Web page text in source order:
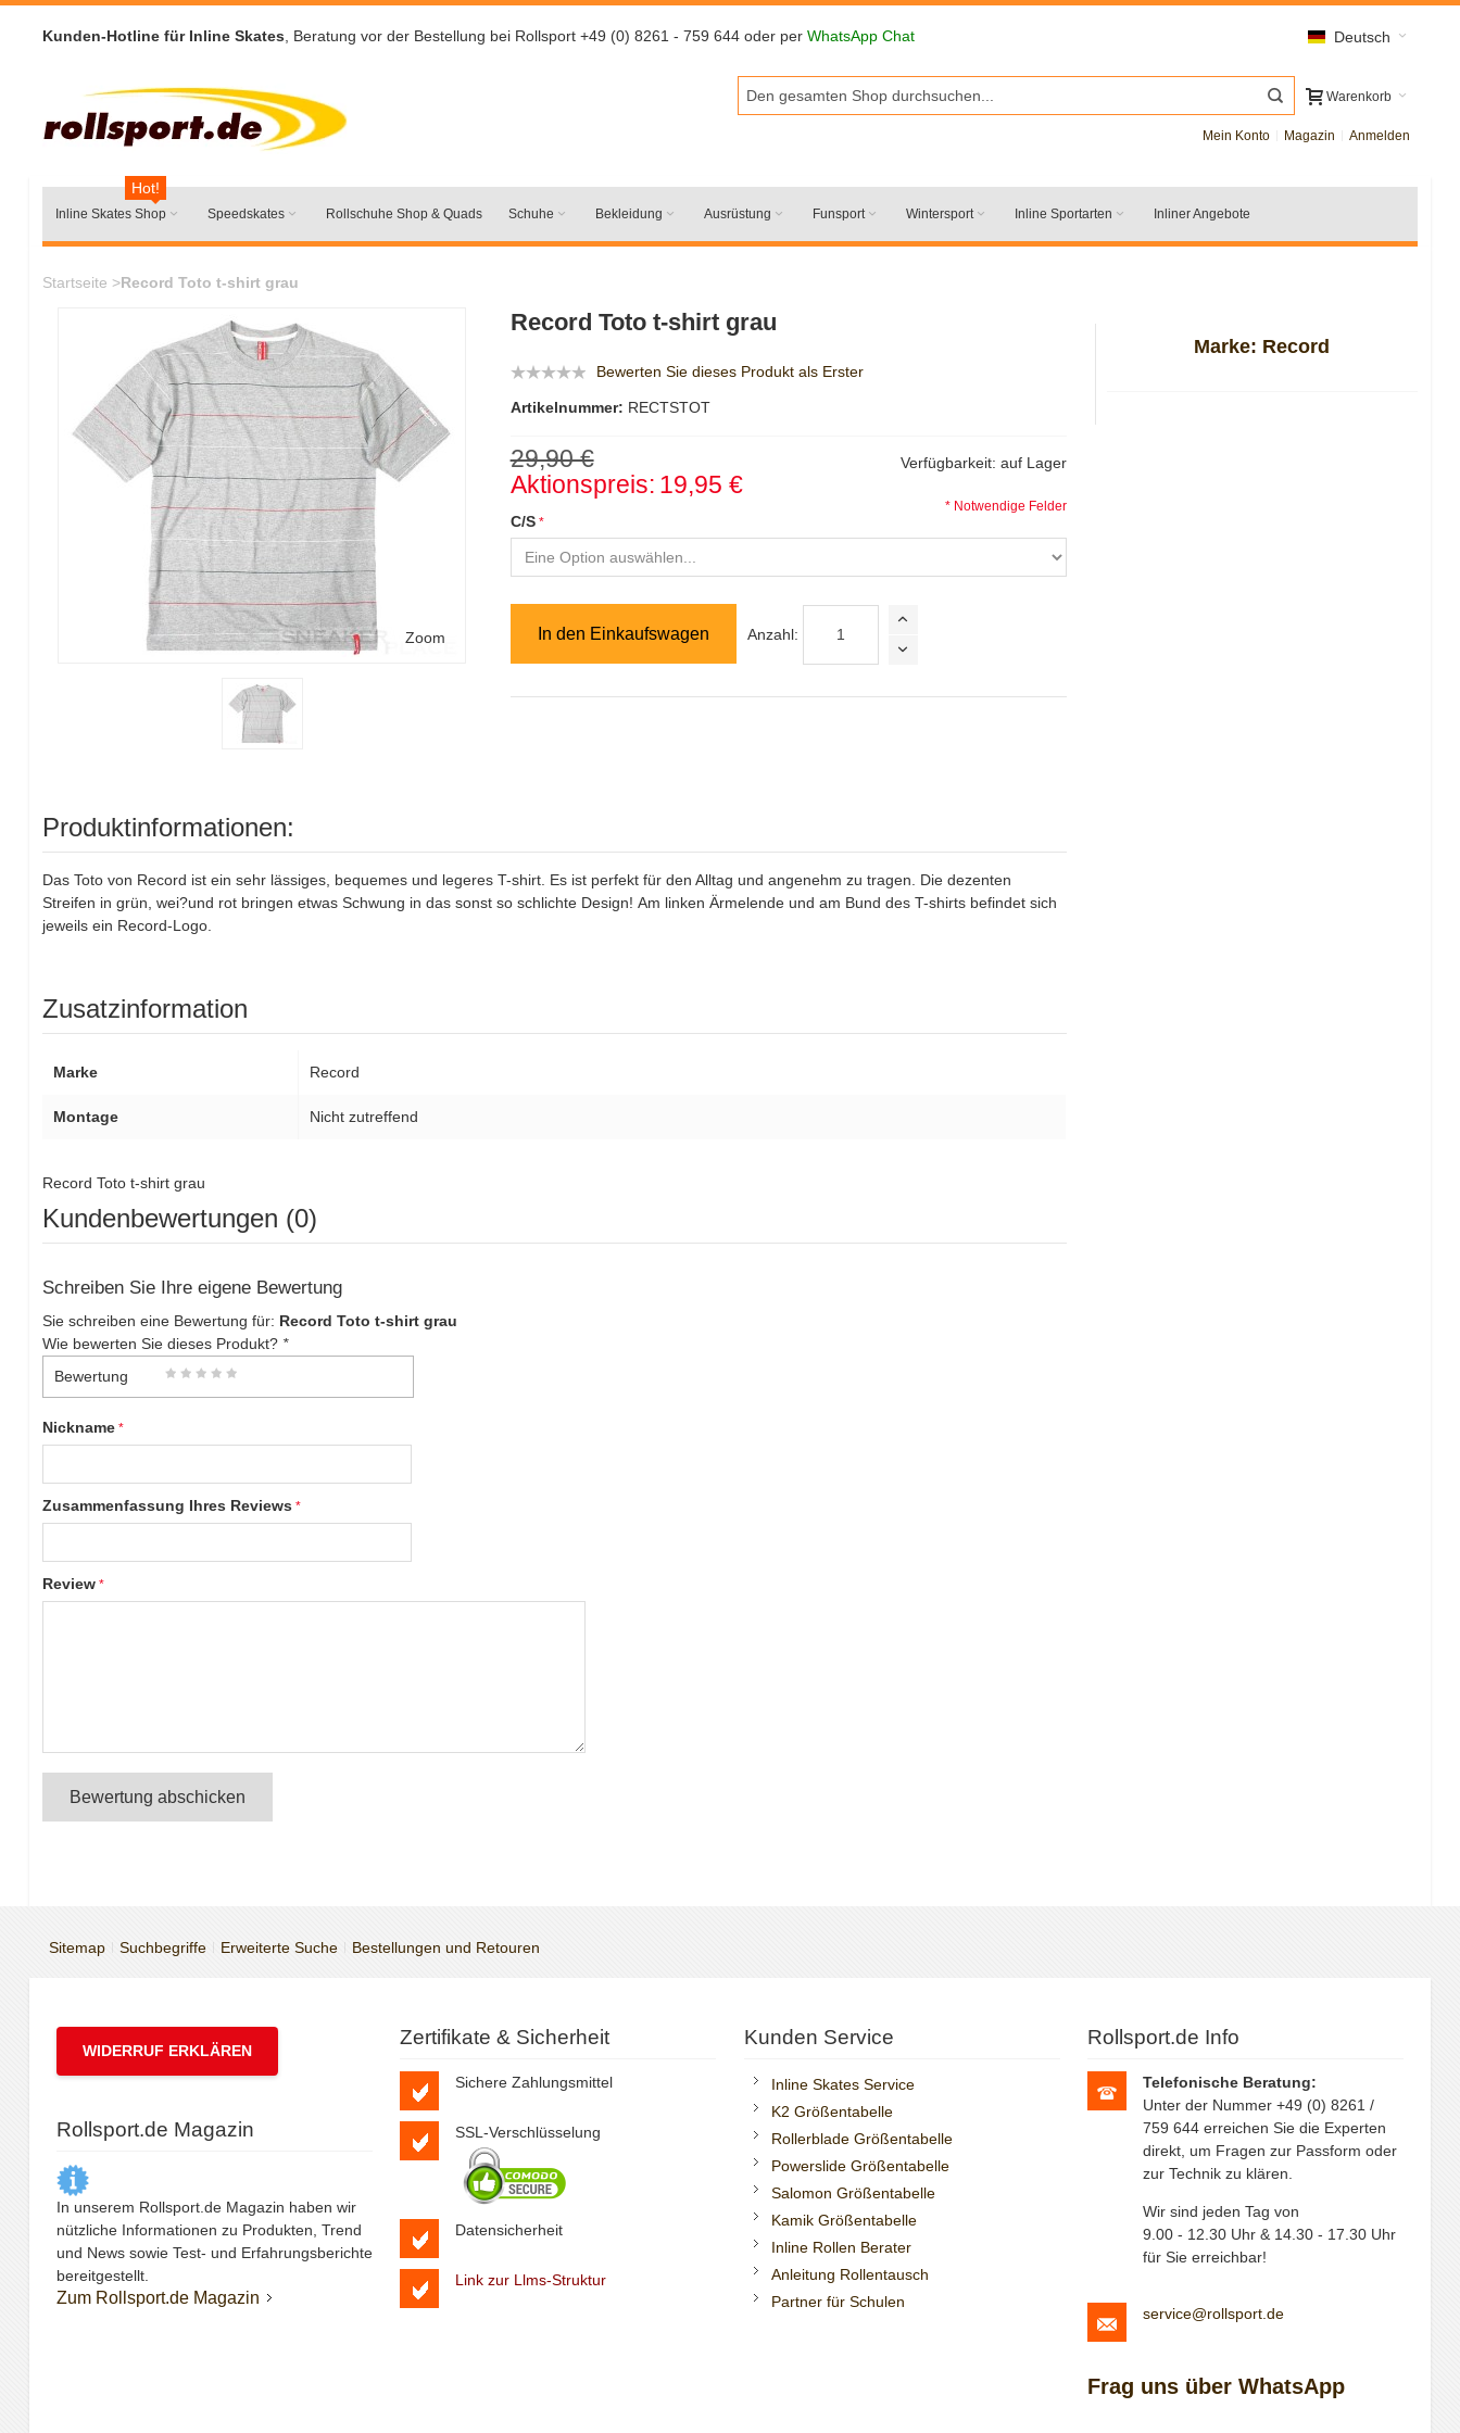
Kunden-Hotline für Inline Skates , Beratung vor der Bestellung bei Rollsport +49 (0) 8261 - 759 644 oder per WhatsApp Chat Deutsch
Warenkorb
Mein Konto Magazin Anmelden
Inline Skates Shop
Hot!
Speedskates Rollschuhe Shop & Quads Schuhe Bekleidung Ausrüstung Funsport Wintersport Inline Sportarten Inliner Angebote
Startseite >Record Toto t-shirt grau
Zoom
Record Toto t-shirt grau
Bewerten Sie dieses Produkt als Erster
Artikelnummer: RECTSTOT
Verfügbarkeit: auf Lager
29,90 €
Aktionspreis: 19,95 €
C/S
* Notwendige Felder
Anzahl:
In den Einkaufswagen
Marke: Record
Produktinformationen:
Das Toto von Record ist ein sehr lässiges, bequemes und legeres T-shirt. Es ist perfekt für den Alltag und angenehm zu tragen. Die dezenten
Streifen in grün, wei?und rot bringen etwas Schwung in das sonst so schlichte Design! Am linken Ärmelende und am Bund des T-shirts befindet sich
jeweils ein Record-Logo.
Zusatzinformation
Marke Record
Montage Nicht zutreffend
Record Toto t-shirt grau
Kundenbewertungen (0)
Schreiben Sie Ihre eigene Bewertung
Sie schreiben eine Bewertung für: Record Toto t-shirt grau
Wie bewerten Sie dieses Produkt? *
Bewertung
Nickname
Zusammenfassung Ihres Reviews
Review
Bewertung abschicken
Sitemap Suchbegriffe Erweiterte Suche Bestellungen und Retouren
WIDERRUF ERKLÄREN
Rollsport.de Magazin
In unserem Rollsport.de Magazin haben wir
nützliche Informationen zu Produkten, Trend
und News sowie Test- und Erfahrungsberichte
bereitgestellt.
Zum Rollsport.de Magazin
Zertifikate & Sicherheit
Sichere Zahlungsmittel
SSL-Verschlüsselung
Datensicherheit
Link zur Llms-Struktur
Kunden Service
Inline Skates Service
K2 Größentabelle
Rollerblade Größentabelle
Powerslide Größentabelle
Salomon Größentabelle
Kamik Größentabelle
Inline Rollen Berater
Anleitung Rollentausch
Partner für Schulen
Rollsport.de Info
Telefonische Beratung:
Unter der Nummer +49 (0) 8261 /
759 644 erreichen Sie die Experten
direkt, um Fragen zur Passform oder
zur Technik zu klären.
Wir sind jeden Tag von
9.00 - 12.30 Uhr & 14.30 - 17.30 Uhr
für Sie erreichbar!
service@rollsport.de
Frag uns über WhatsApp